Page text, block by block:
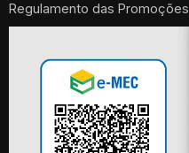
Regulamento das Promoções